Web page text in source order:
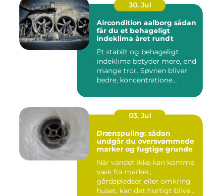
30. Jul
Aircondition aalborg sådan
får du et behageligt
indeklima året rundt
Et stabilt og behageligt
indeklima betyder mere, end
mange tror. Søvnen bliver
bedre, koncentratione...
03. Jul
Drænspuling: sådan
undgår du oversvømmede
marker og fugtige grunde
Når vandet ikke kan komme
væk fra marker,
gårdspladser eller omkring
huset, kan det hurtigt blive